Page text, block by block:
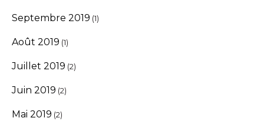
Septembre 2019 (1)
Août 2019 (1)
Juillet 2019 (2)
Juin 2019 (2)
Mai 2019 (2)